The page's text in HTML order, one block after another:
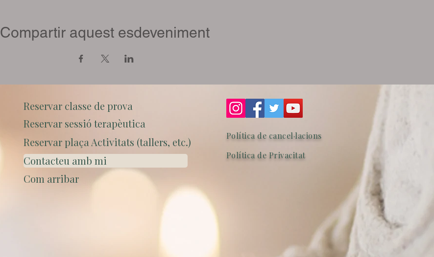
Compartir aquest esdeveniment
Reservar classe de prova
Reservar sessió terapèutica
Política de cancel·lacions
Contacteu amb mi Política de Privacitat
Com arribar
Reservar plaça Activitats (tallers, etc.)